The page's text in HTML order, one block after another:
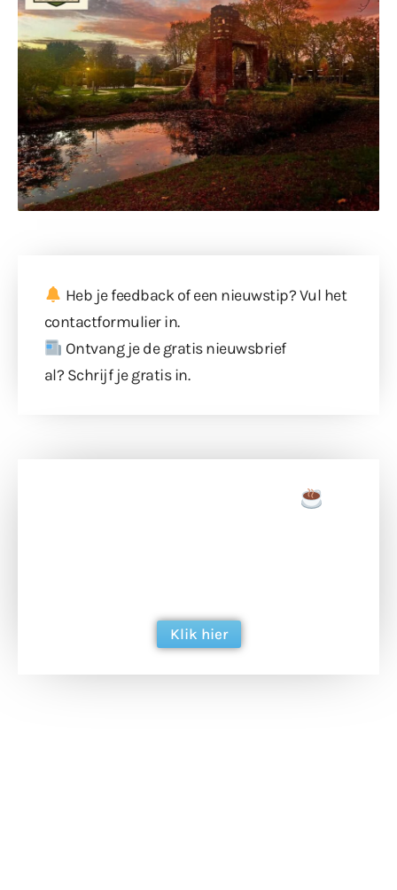
Heb je feedback of een nieuwstip? Vul het
contactformulierin.
Ontvang je de gratis nieuwsbrief
al? Schrijf je gratis in.
Klik hier